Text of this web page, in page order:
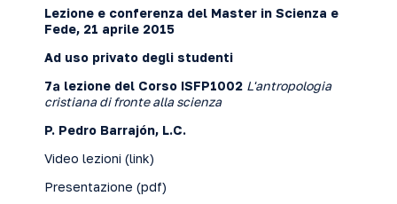
Lezione e conferenza del Master in Scienza e
Fede, 21 aprile 2015
Ad uso privato degli studenti
7ª lezione del Corso ISFP1002 L'antropologia
cristiana di fronte alla scienza
P. Pedro Barrajón, L.C.
Video lezioni (link)
Presentazione (pdf)